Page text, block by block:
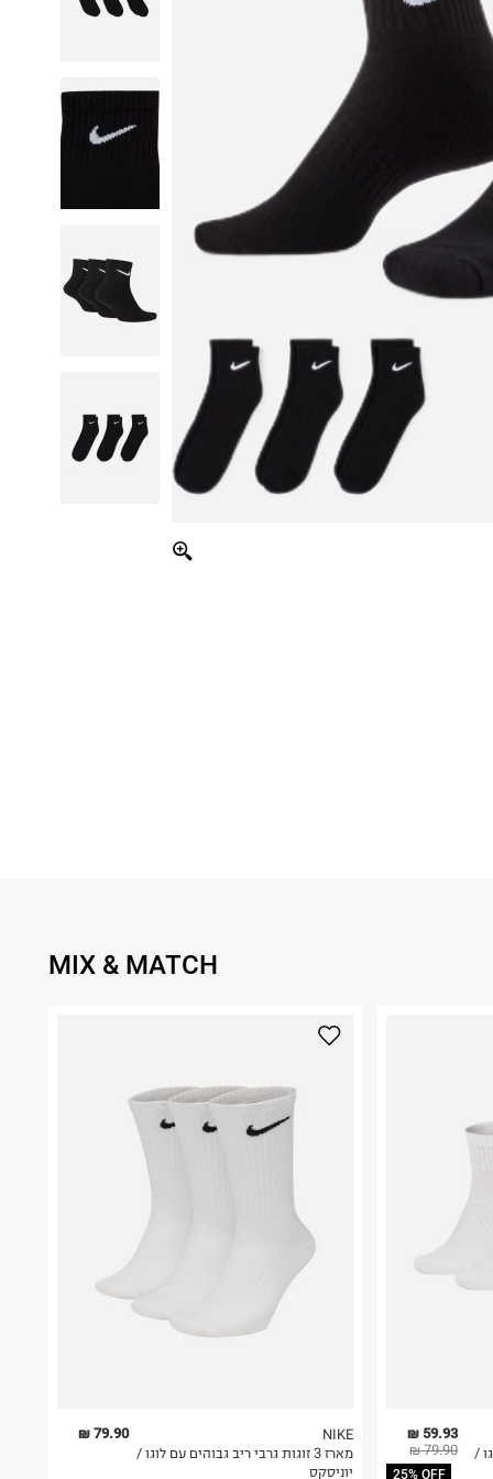
MIX & MATCH
79.90 ₪
NIKE
מארז 3 זוגות גרבי ריב גבוהים עם לוגו /
יוניסקס
59.93 ₪
79.90 ₪
25% OFF
/